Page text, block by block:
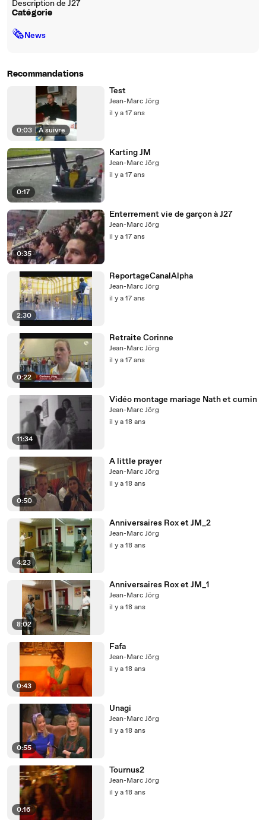
Description de J27
Catégorie
🗞News
Recommandations
0:03 | À suivre
Test
Jean-Marc Jörg
il y a 17 ans
0:17
Karting JM
Jean-Marc Jörg
il y a 17 ans
0:35
Enterrement vie de garçon à J27
Jean-Marc Jörg
il y a 17 ans
2:30
ReportageCanalAlpha
Jean-Marc Jörg
il y a 17 ans
0:22
Retraite Corinne
Jean-Marc Jörg
il y a 17 ans
11:34
Vidéo montage mariage Nath et cumin
Jean-Marc Jörg
il y a 18 ans
0:50
A little prayer
Jean-Marc Jörg
il y a 18 ans
4:23
Anniversaires Rox et JM_2
Jean-Marc Jörg
il y a 18 ans
8:02
Anniversaires Rox et JM_1
Jean-Marc Jörg
il y a 18 ans
0:43
Fafa
Jean-Marc Jörg
il y a 18 ans
0:55
Unagi
Jean-Marc Jörg
il y a 18 ans
0:16
Tournus2
Jean-Marc Jörg
il y a 18 ans